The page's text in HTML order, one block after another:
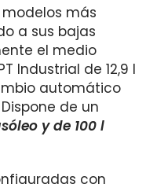
modelos más
a sus bajas
el medio
Industrial de 12,9 l
automático
de un
y de 100 l
con